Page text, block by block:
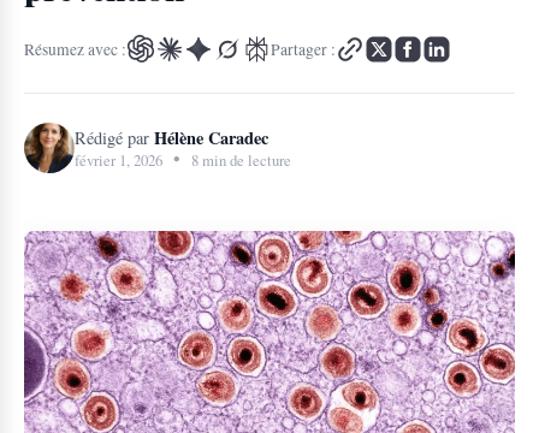
Résumez avec : Partager :
Rédigé par Hélène Caradec
février 1, 2026 • 8 min de lecture